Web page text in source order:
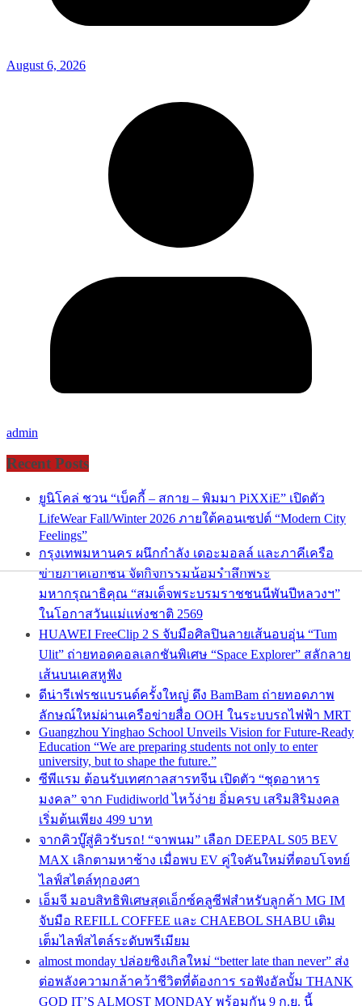
August 6, 2026
admin
Recent Posts
ยูนิโคล่ ชวน “เบ็คกี้ – สกาย – พิมมา PiXXiE” เปิดตัว
LifeWear Fall/Winter 2026 ภายใต้คอนเซปต์ “Modern City
Feelings”
กรุงเทพมหานคร ผนึกกำลัง เดอะมอลล์ และภาคีเครือ
ข่ายภาคเอกชน จัดกิจกรรมน้อมรำลึกพระ
มหากรุณาธิคุณ “สมเด็จพระบรมราชชนนีพันปีหลวงฯ”
ในโอกาสวันแม่แห่งชาติ 2569
HUAWEI FreeClip 2 S จับมือศิลปินลายเส้นอบอุ่น “Tum
Ulit” ถ่ายทอดคอลเลกชันพิเศษ “Space Explorer” สลักลาย
เส้นบนเคสหูฟัง
ดีน่ารีเฟรชแบรนด์ครั้งใหญ่ ดึง BamBam ถ่ายทอดภาพ
ลักษณ์ใหม่ผ่านเครือข่ายสื่อ OOH ในระบบรถไฟฟ้า MRT
Guangzhou Yinghao School Unveils Vision for Future-Ready
Education “We are preparing students not only to enter
university, but to shape the future.”
ซีพีแรม ต้อนรับเทศกาลสารทจีน เปิดตัว “ชุดอาหาร
มงคล” จาก Fudidiworld ไหว้ง่าย อิ่มครบ เสริมสิริมงคล
เริ่มต้นเพียง 499 บาท
จากคิวบู๊สู่คิวรับรถ! “จาพนม” เลือก DEEPAL S05 BEV
MAX เลิกตามหาช้าง เมื่อพบ EV คู่ใจคันใหม่ที่ตอบโจทย์
ไลฟ์สไตล์ทุกองศา
เอ็มจี มอบสิทธิพิเศษสุดเอ็กซ์คลูซีฟสำหรับลูกค้า MG IM
จับมือ REFILL COFFEE และ CHAEBOL SHABU เติม
เต็มไลฟ์สไตล์ระดับพรีเมียม
almost monday ปล่อยซิงเกิลใหม่ “better late than never” ส่ง
ต่อพลังความกล้าคว้าชีวิตที่ต้องการ รอฟังอัลบั้ม THANK
GOD IT’S ALMOST MONDAY พร้อมกัน 9 ก.ย. นี้